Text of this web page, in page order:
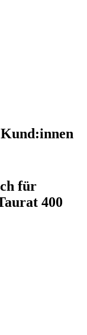
für
400